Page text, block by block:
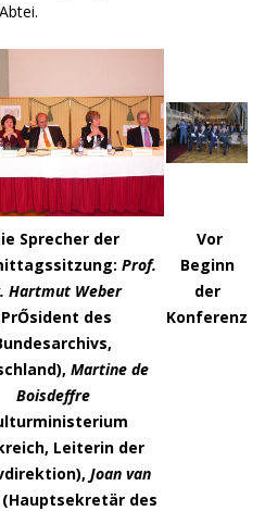
Sprecher der
Prof.
Hartmut Weber
des
Martine de
Boisdeffre
Leiterin der
Joan van
des
Vor
Beginn
der
Konferenz